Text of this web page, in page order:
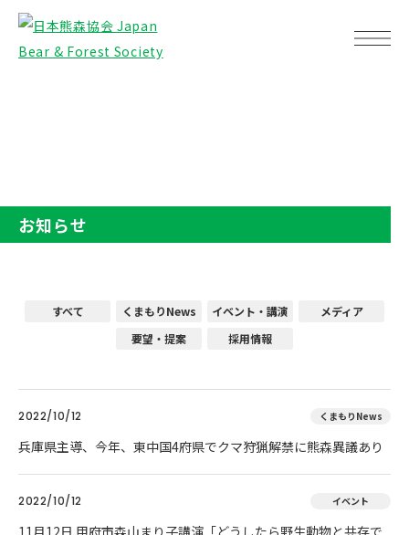
お知らせ
すべて くまもりNews イベント・講演
メディア
要望・提案
採用情報
2022/10/12 くまもりNews
兵庫県主導、今年、東中国4府県でクマ狩猟解禁に熊森異議あり
2022/10/12 イベント
11月12日 甲府市森山まり子講演「どうしたら野生動物と共存で